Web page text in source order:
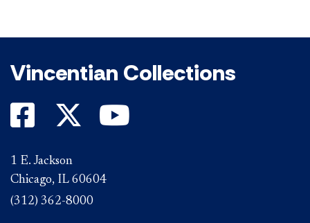
Vincentian Collections
1 E. Jackson
Chicago, IL 60604
(312) 362-8000